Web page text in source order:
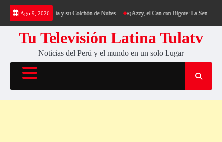
Saltar
contenido
Ago 9, 2026
al Cerro Cantería y su Colchón de Nubes «¡Azzy, el Can con Bigote: La Sensación
Tu Televisión Latina Tulatv
Noticias del Perú y el mundo en un solo Lugar